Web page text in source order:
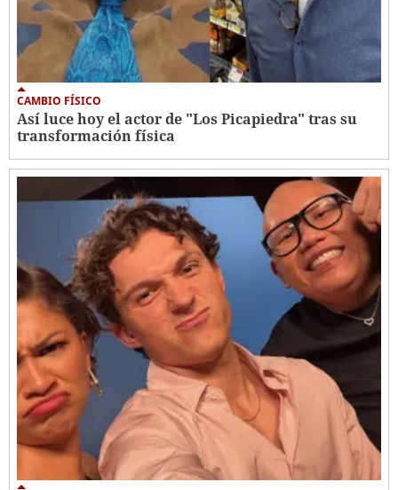
CAMBIO FÍSICO
Así luce hoy el actor de "Los Picapiedra" tras su
transformación física